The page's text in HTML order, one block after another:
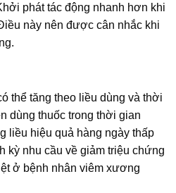
phát tác động nhanh hơn khi
này nên được cân nhắc khi
thể tăng theo liều dùng và thời
dùng thuốc trong thời gian
liều hiệu quả hàng ngày thấp
kỳ nhu cầu về giảm triệu chứng
ở bệnh nhân viêm xương